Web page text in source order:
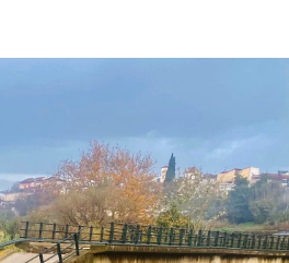
ΟΛΑ ΟΣΑ ΠΡΕΠΕΙ ΝΑ